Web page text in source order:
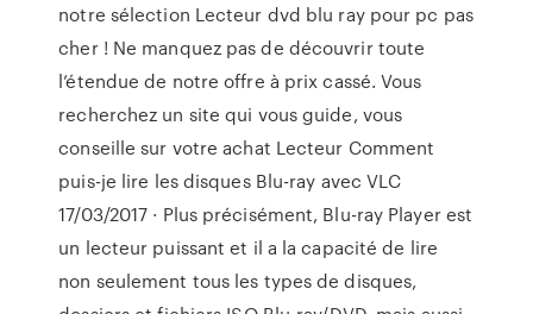
notre sélection Lecteur dvd blu ray pour pc pas
cher ! Ne manquez pas de découvrir toute
l’étendue de notre offre à prix cassé. Vous
recherchez un site qui vous guide, vous
conseille sur votre achat Lecteur Comment
puis-je lire les disques Blu-ray avec VLC
17/03/2017 · Plus précisément, Blu-ray Player est
un lecteur puissant et il a la capacité de lire
non seulement tous les types de disques,